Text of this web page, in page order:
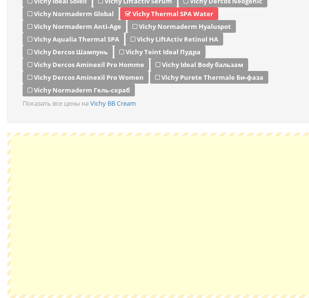
Vichy Normaderm Global
Vichy Thermal SPA Water
Vichy Normaderm Anti-Age
Vichy Normaderm Hyaluspot
Vichy Aqualia Thermal SPA
Vichy LiftActiv Retinol HA
Vichy Dercos Шампунь
Vichy Teint Ideal Пудра
Vichy Dercos Aminexil Pro Homme
Vichy Ideal Body бальзам
Vichy Dercos Aminexil Pro Women
Vichy Purete Thermale Би-фаза
Vichy Normaderm Гель-скраб
Показать все цены на Vichy BB Cream